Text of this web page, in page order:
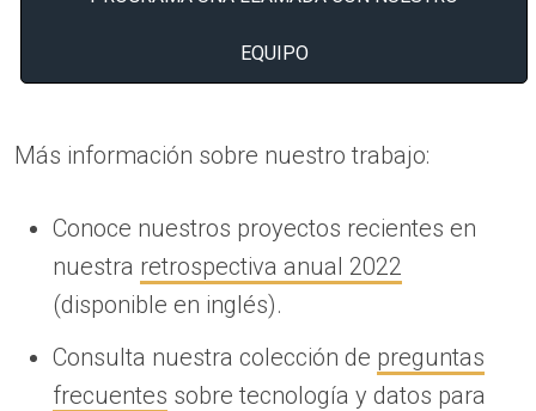
EQUIPO
Más información sobre nuestro trabajo:
Conoce nuestros proyectos recientes en
nuestra retrospectiva anual 2022
(disponible en inglés).
Consulta nuestra colección de preguntas
frecuentes sobre tecnología y datos para